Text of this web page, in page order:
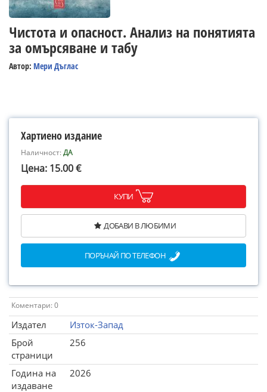
Чистота и опасност. Анализ на понятията
за омърсяване и табу
Автор: Мери Дъглас
Хартиено издание
Наличност:ДА
Цена: 15.00 €
КУПИ
ДОБАВИ В ЛЮБИМИ
ПОРЪЧАЙ ПО ТЕЛЕФОН
Коментари: 0
Издател
Изток-Запад
Брой
страници
256
Година на
издаване
2026